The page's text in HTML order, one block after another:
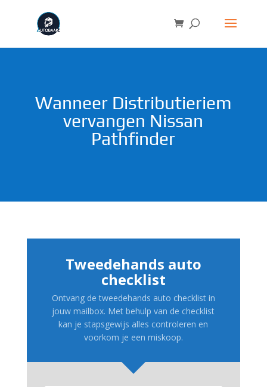
Wanneer Distributieriem
vervangen Nissan
Pathfinder
Tweedehands auto
checklist
Ontvang de tweedehands auto checklist in
jouw mailbox. Met behulp van de checklist
kan je stapsgewijs alles controleren en
voorkom je een miskoop.